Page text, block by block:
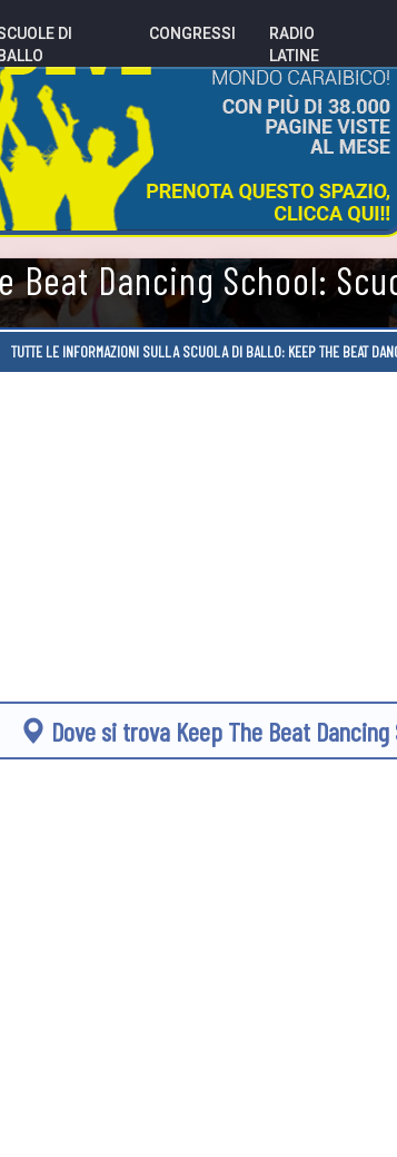
DI
BALLO
CONGRESSI
RADIO
LATINE
essere errate. Le sale da ballo sono
con i nuovi locali.
Beat Dancing School:
TUTTE LE INFORMAZIONI SULLA SCUOLA DI BALLO: KEEP THE BEAT
Dove si trova Keep The Beat Dancing